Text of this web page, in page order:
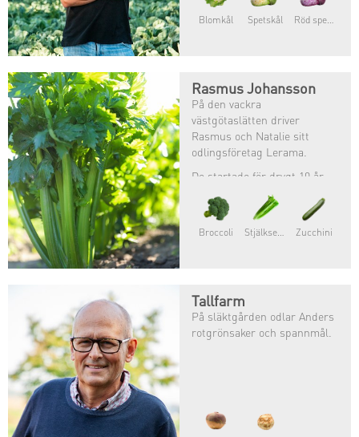
Blomkål Spetskål Röd spetskål
Rasmus Johansson
På den vackra
västgötaslätten driver
Rasmus och Natalie sitt
odlingsföretag Lerama.
De startade för drygt 10 år
sedan och odlar enbart
ekologiskt. Förutom
spannmål och potatis så
odlar de broccoli, fänkål och
Broccoli Zucchini
Tallfarm
På släktgården odlar Anders
rotgrönsaker och spannmål.